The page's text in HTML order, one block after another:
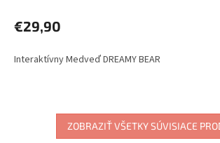
€29,90
Interaktívny Medveď DREAMY BEAR
ZOBRAZIŤ VŠETKY SÚVISIACE